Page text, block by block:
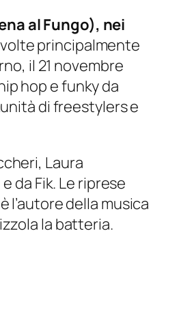
al Fungo), nei
principalmente
il 21 novembre
hop e funky da
di freestylers e
Laura
da Fik. Le riprese
l’autore della musica
la batteria.